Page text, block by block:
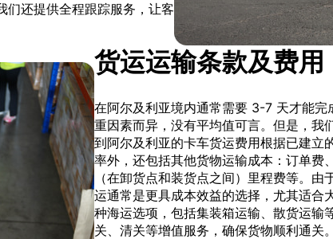
们还提供全程跟踪服务，让客
货运运输条款及费用
在阿尔及利亚境内通常需要 3-7 天才能
重因素而异，没有平均值可言。但是，我
到阿尔及利亚的卡车货运费用根据已建
率外，还包括其他货物运输成本：订单费
（在卸货点和装货点之间）里程费等。
运通常是更具成本效益的选择，尤其适
种海运选项，包括集装箱运输、散货运输
关、清关等增值服务，确保货物顺利通关